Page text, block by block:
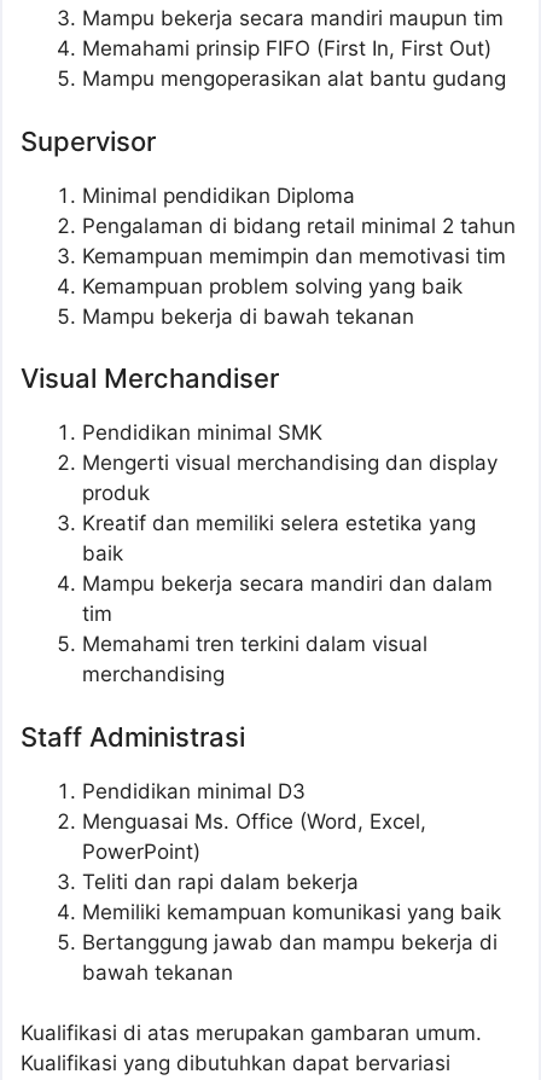
Mampu bekerja secara mandiri maupun tim
Memahami prinsip FIFO (First In, First Out)
Mampu mengoperasikan alat bantu gudang
Supervisor
Minimal pendidikan Diploma
Pengalaman di bidang retail minimal 2 tahun
Kemampuan memimpin dan memotivasi tim
Kemampuan problem solving yang baik
Mampu bekerja di bawah tekanan
Visual Merchandiser
Pendidikan minimal SMK
Mengerti visual merchandising dan display
produk
Kreatif dan memiliki selera estetika yang
baik
Mampu bekerja secara mandiri dan dalam
tim
Memahami tren terkini dalam visual
merchandising
Staff Administrasi
Pendidikan minimal D3
Menguasai Ms. Office (Word, Excel,
PowerPoint)
Teliti dan rapi dalam bekerja
Memiliki kemampuan komunikasi yang baik
Bertanggung jawab dan mampu bekerja di
bawah tekanan
Kualifikasi di atas merupakan gambaran umum.
Kualifikasi yang dibutuhkan dapat bervariasi